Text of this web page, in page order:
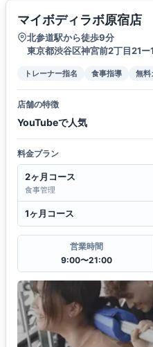
マイボディラボ原宿店
北参道駅から徒歩9分
東京都渋谷区神宮前2丁目21
トレーナー指名 食事指導 無料
店舗の特徴
YouTubeで人気
料金プラン
2ヶ月コース
食事管理
1ヶ月コース
営業時間
9:00〜21:00